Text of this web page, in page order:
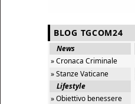
BLOG TGCOM24
News
» Cronaca Criminale
» Stanze Vaticane
Lifestyle
» Obiettivo benessere